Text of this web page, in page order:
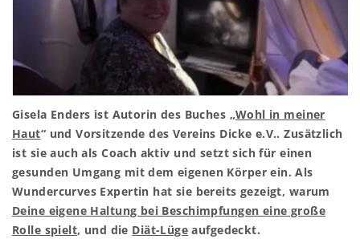
Gisela Enders ist Autorin des Buches „Wohl in meiner
Haut“ und Vorsitzende des Vereins Dicke e.V.. Zusätzlich
ist sie auch als Coach aktiv und setzt sich für einen
gesunden Umgang mit dem eigenen Körper ein. Als
Wundercurves Expertin hat sie bereits gezeigt, warum
Deine eigene Haltung bei Beschimpfungen eine große
Rolle spielt, und die Diät-Lüge aufgedeckt.